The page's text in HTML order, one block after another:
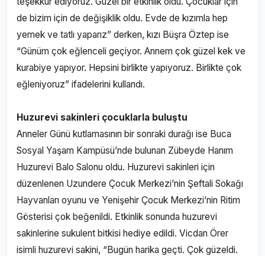
de bizim için de değişiklik oldu. Evde de kızımla hep
yemek ve tatlı yaparız” derken, kızı Büşra Öztep ise
“Günüm çok eğlenceli geçiyor. Annem çok güzel kek ve
kurabiye yapıyor. Hepsini birlikte yapıyoruz. Birlikte çok
eğleniyoruz” ifadelerini kullandı.
Huzurevi sakinleri çocuklarla buluştu
Anneler Günü kutlamasının bir sonraki durağı ise Buca
Sosyal Yaşam Kampüsü’nde bulunan Zübeyde Hanım
Huzurevi Balo Salonu oldu. Huzurevi sakinleri için
düzenlenen Uzundere Çocuk Merkezi’nin Şeftali Sokağı
Hayvanları oyunu ve Yenişehir Çocuk Merkezi’nin Ritim
Gösterisi çok beğenildi. Etkinlik sonunda huzurevi
sakinlerine sukulent bitkisi hediye edildi. Vicdan Örer
isimli huzurevi sakini, “Bugün harika geçti. Çok güzeldi.